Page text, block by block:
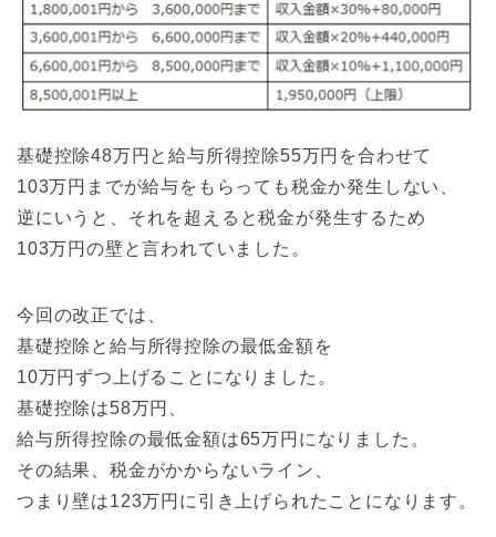
基礎控除48万円と給与所得控除55万円を合わせて
103万円までが給与をもらっても税金か発生しない、
逆にいうと、それを超えると税金が発生するため
103万円の壁と言われていました。
今回の改正では、
基礎控除と給与所得控除の最低金額を
10万円ずつ上げることになりました。
基礎控除は58万円、
給与所得控除の最低金額は65万円になりました。
その結果、税金がかからないライン、
つまり壁は123万円に引き上げられたことになります。